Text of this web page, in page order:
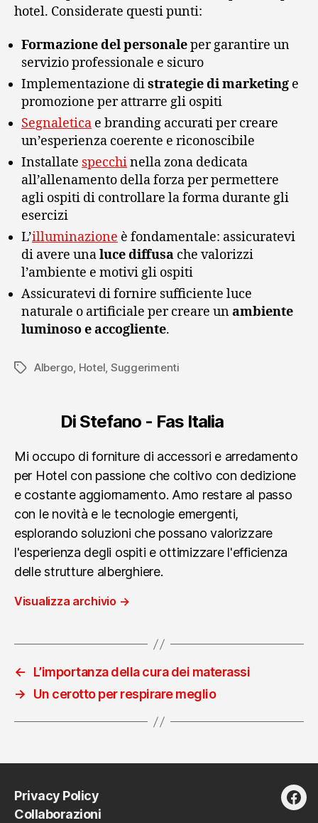
hotel. Considerate questi punti:
Formazione del personaleper garantire un
servizio professionale e sicuro
Implementazione distrategie di marketing e
promozione per attrarre gli ospiti
Segnaletica e branding accurati per creare
un’esperienza coerente e riconoscibile
Installate specchinella zona dedicata
all’allenamento della forza per permettere
agli ospiti di controllare la forma durante gli
esercizi
L’illuminazione è fondamentale: assicuratevi
di avere unaluce diffusa che valorizzi
l’ambiente e motivi gli ospiti
Assicuratevi di fornire sufficiente luce
naturale o artificiale per creare unambiente
luminoso e accogliente.
Tag Albergo, Hotel, Suggerimenti
Di Stefano - Fas Italia
Mi occupo di forniture di accessori e arredamento
per Hotel con passione che coltivo con dedizione
e costante aggiornamento. Amo restare al passo
con le novità e le tecnologie emergenti,
esplorando soluzioni che possano valorizzare
l'esperienza degli ospiti e ottimizzare l'efficienza
delle strutture alberghiere.
Visualizza archivio →
←
L’importanza della cura dei materassi
→
Un cerotto per respirare meglio
Privacy Policy
Collaborazioni